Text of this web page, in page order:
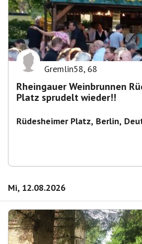
Gremlin58, 68
Rheingauer Weinbrunnen
Platz sprudelt wieder!!
Rüdesheimer Platz, Berlin,
Mi, 12.08.2026